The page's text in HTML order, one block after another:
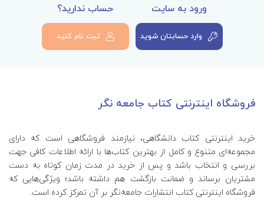
ورود به سایت
وارد حسابتان شوید
حساب ندارید؟
ثبت نام کنید
فروشگاه اینترنتی کتاب جامعه نگر
خرید اینترنتی کتاب‌ دانشگاهی، نیازمند فروشگاهی است که دارای
مجموعه‌ای متنوع و کامل از بهترین کتاب‌ها با ارائه اطلاعات کافی جهت
بررسی و انتخاب باشد و پس از خرید در مدت زمان کوتاه به دست
مشتریان برساند و ضمانت بازگشت هم داشته باشد؛ ویژگی‌هایی که
فروشگاه اینترنتی کتاب انتشارات جامعه‌نگر بر آن تمرکز کرده است.